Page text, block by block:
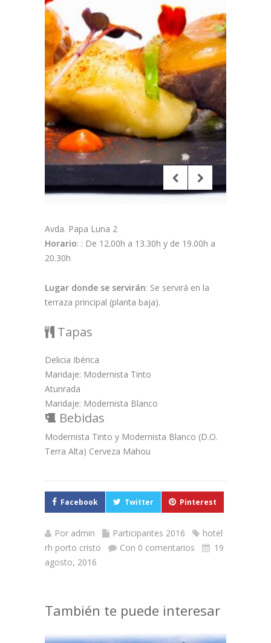
Avda. Papa Luna 2
Horario: : De 12.00h a 13.30h y de 19.00h a
20.30h
Lugar donde se servirán: Se servirá en la
terraza principal (planta baja).
Tapas
Delicia Ibérica
Maridaje: Modernista Tinto
Atunrada
Maridaje: Modernista Blanco
Bebidas
Modernista Tinto y Modernista Blanco (D.O.
Terra Alta) Cerveza Mahou
Facebook Twitter Pinterest
Por admin Participantes 2016
hotel
rh porto cristo
Con 0 comentarios
19
agosto, 2016
También te puede interesar